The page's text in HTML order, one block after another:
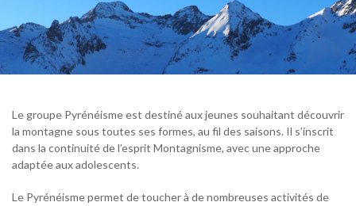
Le groupe Pyrénéisme est destiné aux jeunes souhaitant découvrir
la montagne sous toutes ses formes, au fil des saisons. Il s’inscrit
dans la continuité de l’esprit Montagnisme, avec une approche
adaptée aux adolescents.
Le Pyrénéisme permet de toucher à de nombreuses activités de